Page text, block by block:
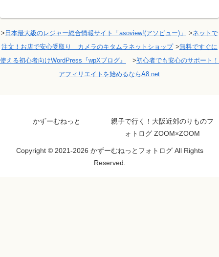
> 日本最大級のレジャー総合情報サイト「asoview!(アソビュー)」 >ネットで
注文！お店で安心受取り カメラのキタムラネットショップ >無料ですぐに
使える初心者向けWordPress『wpXブログ』
>初心者でも安心のサポート！
アフィリエイトを始めるならA8.net
かずーむねっと
親子で行く！大阪近郊のりものフ
ォトログ ZOOM×ZOOM
Copyright © 2021-2026 かずーむねっとフォトログ All Rights
Reserved.